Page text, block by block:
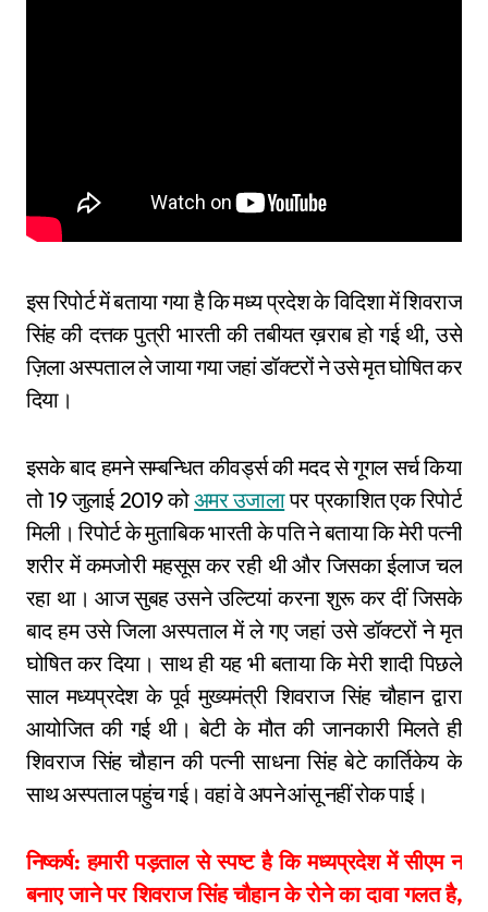
इस रिपोर्ट में बताया गया है कि मध्य प्रदेश के विदिशा में शिवराज
सिंह की दत्तक पुत्री भारती की तबीयत ख़राब हो गई थी, उसे
ज़िला अस्पताल ले जाया गया जहां डॉक्टरों ने उसे मृत घोषित कर
दिया।
इसके बाद हमने सम्बन्धित कीवर्ड्स की मदद से गूगल सर्च किया
तो 19 जुलाई 2019 कोअमर उजालापर प्रकाशित एक रिपोर्ट
मिली। रिपोर्ट के मुताबिक भारती के पति ने बताया कि मेरी पत्नी
शरीर में कमजोरी महसूस कर रही थी और जिसका ईलाज चल
रहा था। आज सुबह उसने उल्टियां करना शुरू कर दीं जिसके
बाद हम उसे जिला अस्पताल में ले गए जहां उसे डॉक्टरों ने मृत
घोषित कर दिया। साथ ही यह भी बताया कि मेरी शादी पिछले
साल मध्यप्रदेश के पूर्व मुख्यमंत्री शिवराज सिंह चौहान द्वारा
आयोजित की गई थी। बेटी के मौत की जानकारी मिलते ही
शिवराज सिंह चौहान की पत्नी साधना सिंह बेटे कार्तिकेय के
साथ अस्पताल पहुंच गई। वहां वे अपने आंसू नहीं रोक पाई।
निष्कर्ष: हमारी पड़ताल से स्पष्ट है कि मध्यप्रदेश में सीएम न
बनाए जाने पर शिवराज सिंह चौहान के रोने का दावा गलत है,